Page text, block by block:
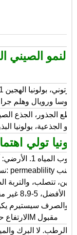
قطع الجذور، الجذع
الجذعية، بولونيا
تولي
5. الارتفاع حتى 2000M مقبول
والرطب. لا البرك